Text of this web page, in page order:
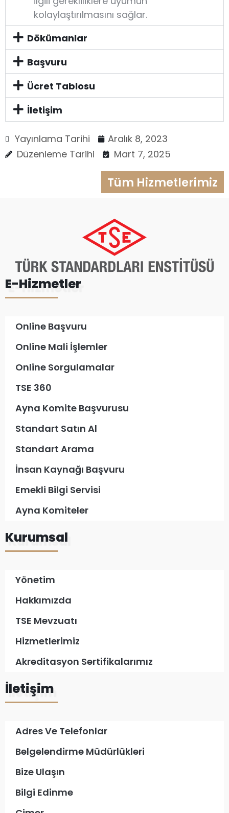
kolaylaştırılmasını sağlar.
Dökümanlar
Başvuru
Ücret Tablosu
İletişim
Yayınlama Tarihi
Aralık 8, 2023
Düzenleme Tarihi
Mart 7, 2025
Tüm Hizmetlerimiz
E-Hizmetler
Online Başvuru
Online Mali İşlemler
Online Sorgulamalar
TSE 360
Ayna Komite Başvurusu
Standart Satın Al
Standart Arama
İnsan Kaynağı Başvuru
Emekli Bilgi Servisi
Ayna Komiteler
Kurumsal
Yönetim
Hakkımızda
TSE Mevzuatı
Hizmetlerimiz
Akreditasyon Sertifikalarımız
İletişim
Adres Ve Telefonlar
Belgelendirme Müdürlükleri
Bize Ulaşın
Bilgi Edinme